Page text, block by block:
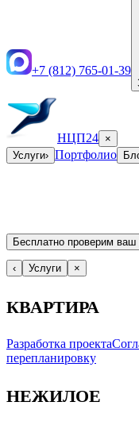
+7 (812) 765-01-39
НЦП24 ×
Услуги› Портфолио
Бесплатно проверим ваш
‹ Услуги ×
КВАРТИРА
Разработка проекта
перепланировку
НЕЖИЛОЕ